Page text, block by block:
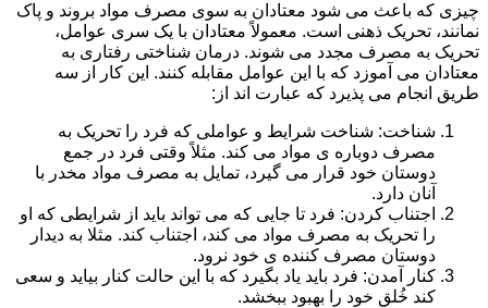
چیزی که باعث می شود معتادان به سوی مصرف مواد بروند و پاک
نمانند، تحریک ذهنی است. معمولاً معتادان با یک سری عوامل،
تحریک به مصرف مجدد می شوند. درمان شناختی رفتاری به
معتادان می آموزد که با این عوامل مقابله کنند. این کار از سه
طریق انجام می پذیرد که عبارت اند از:
شناخت: شناخت شرایط و عواملی که فرد را تحریک به
مصرف دوباره ی مواد می کند. مثلاً وقتی فرد در جمع
دوستان خود قرار می گیرد، تمایل به مصرف مواد مخدر با
آنان دارد.
اجتناب کردن: فرد تا جایی که می تواند باید از شرایطی که او
را تحریک به مصرف مواد می کند، اجتناب کند. مثلا به دیدار
دوستان مصرف کننده ی خود نرود.
کنار آمدن: فرد باید یاد بگیرد که با این حالت کنار بیاید و سعی
کند خُلق خود را بهبود ببخشد.